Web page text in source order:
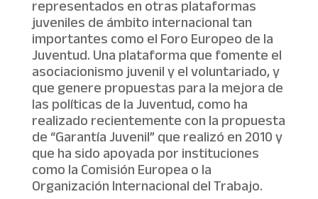
representados en otras plataformas
juveniles de ámbito internacional tan
importantes como el Foro Europeo de la
Juventud. Una plataforma que fomente el
asociacionismo juvenil y el voluntariado, y
que genere propuestas para la mejora de
las políticas de la Juventud, como ha
realizado recientemente con la propuesta
de “Garantía Juvenil” que realizó en 2010 y
que ha sido apoyada por instituciones
como la Comisión Europea o la
Organización Internacional del Trabajo.